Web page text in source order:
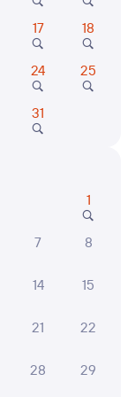
Сухиничи-Главные
Сухиничи
в Москву Киевскую
17 18
24 25
31
1
7 8
14 15
21 22
28 29